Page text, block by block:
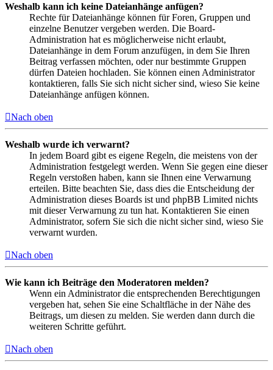
Weshalb kann ich keine Dateianhänge anfügen?
Rechte für Dateianhänge können für Foren, Gruppen und
einzelne Benutzer vergeben werden. Die Board-
Administration hat es möglicherweise nicht erlaubt,
Dateianhänge in dem Forum anzufügen, in dem Sie Ihren
Beitrag verfassen möchten, oder nur bestimmte Gruppen
dürfen Dateien hochladen. Sie können einen Administrator
kontaktieren, falls Sie sich nicht sicher sind, wieso Sie keine
Dateianhänge anfügen können.
Nach oben
Weshalb wurde ich verwarnt?
In jedem Board gibt es eigene Regeln, die meistens von der
Administration festgelegt werden. Wenn Sie gegen eine dieser
Regeln verstoßen haben, kann sie Ihnen eine Verwarnung
erteilen. Bitte beachten Sie, dass dies die Entscheidung der
Administration dieses Boards ist und phpBB Limited nichts
mit dieser Verwarnung zu tun hat. Kontaktieren Sie einen
Administrator, sofern Sie sich die nicht sicher sind, wieso Sie
verwarnt wurden.
Nach oben
Wie kann ich Beiträge den Moderatoren melden?
Wenn ein Administrator die entsprechenden Berechtigungen
vergeben hat, sehen Sie eine Schaltfläche in der Nähe des
Beitrags, um diesen zu melden. Sie werden dann durch die
weiteren Schritte geführt.
Nach oben